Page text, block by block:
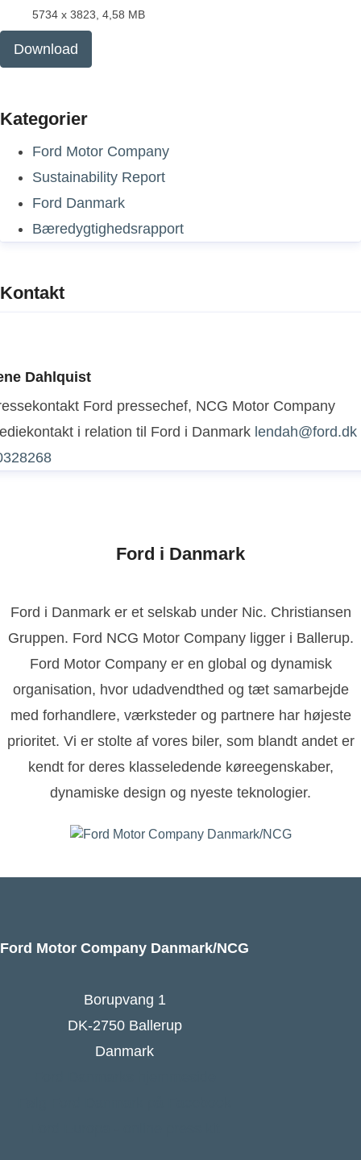
5734 x 3823, 4,58 MB
Download
Kategorier
Ford Motor Company
Sustainability Report
Ford Danmark
Bæredygtighedsrapport
Kontakt
Dahlquist
Ford pressechef, NCG Motor Company
i relation til Ford i Danmark lendah@ford.dk
Ford i Danmark
Ford i Danmark er et selskab under Nic. Christiansen
Gruppen. Ford NCG Motor Company ligger i Ballerup.
Ford Motor Company er en global og dynamisk
organisation, hvor udadvendthed og tæt samarbejde
med forhandlere, værksteder og partnere har højeste
prioritet. Vi er stolte af vores biler, som blandt andet er
kendt for deres klasseledende køreegenskaber,
dynamiske design og nyeste teknologier.
Ford Motor Company Danmark/NCG
Borupvang 1
DK-2750 Ballerup
Danmark